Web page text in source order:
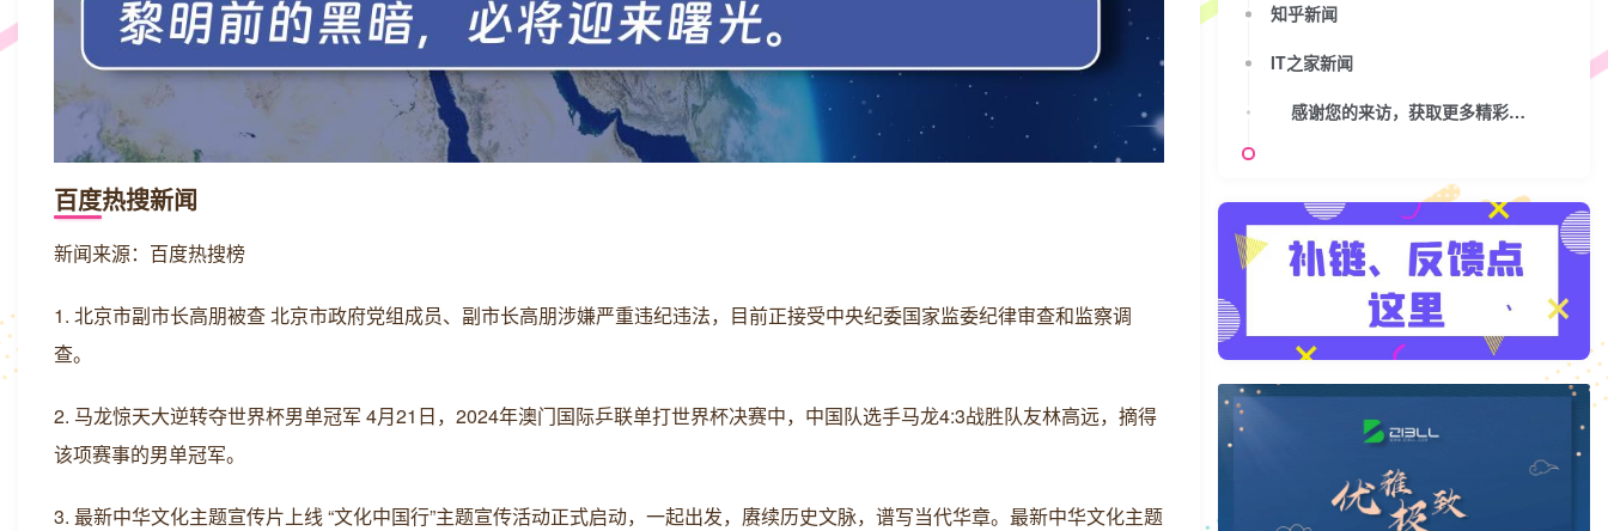
百度热搜新闻
新闻来源：百度热搜榜
1. 北京市副市长高朋被查 北京市政府党组成员、副市长高朋涉嫌严重违纪违法，目前正接受中央纪委国家监委纪律审查和监察调
查。
2. 马龙惊天大逆转夺世界杯男单冠军 4月21日，2024年澳门国际乒联单打世界杯决赛中，中国队选手马龙4:3战胜队友林高远，摘得
该项赛事的男单冠军。
3. 最新中华文化主题宣传片上线 “文化中国行”主题宣传活动正式启动，一起出发，赓续历史文脉，谱写当代华章。最新中华文化主题
知乎新闻
IT之家新闻
感谢您的来访，获取更多精彩文章请收藏本站。